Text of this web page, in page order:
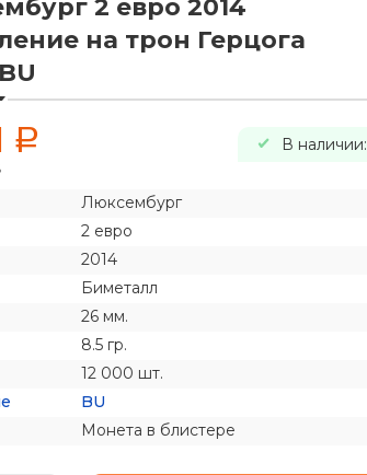
2 евро 2014
на трон Герцога
a В наличии:
Люксембург
2 евро
2014
Биметалл
26 мм.
8.5 гр.
12 000 шт.
BU
Монета в блистере